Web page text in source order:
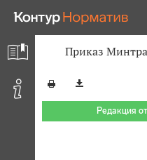
Приказ
Редакция